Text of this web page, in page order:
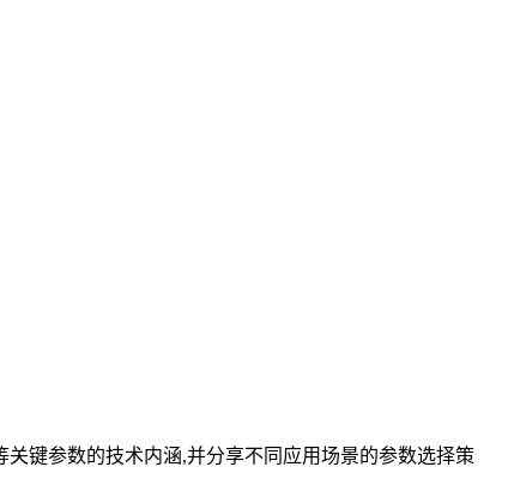
键参数的技术内涵,并分享不同应用场景的参数选择策